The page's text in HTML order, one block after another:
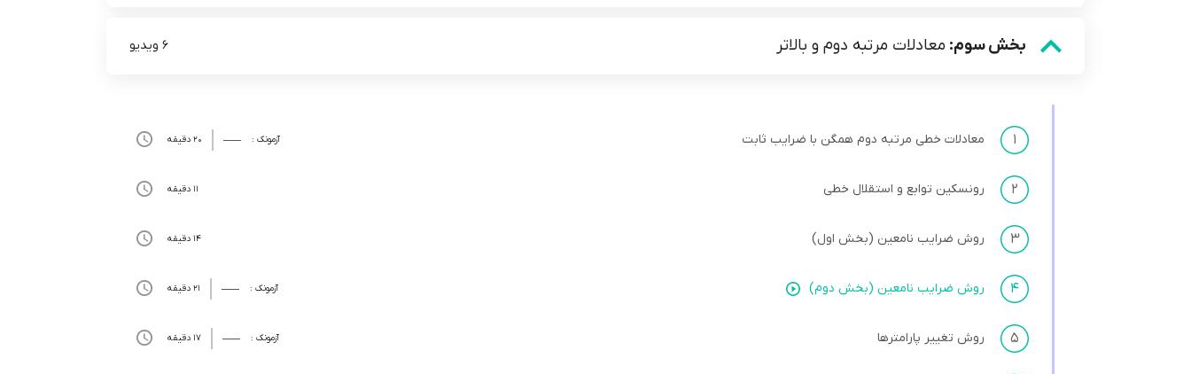
بخش سوم: معادلات مرتبه دوم و بالاتر 6 ویدیو
۱ معادلات خطی مرتبه دوم همگن با ضرایب ثابت آزمونک : 20 دقیقه
۲ رونسکین توابع و استقلال خطی 11 دقیقه
۳ روش ضرایب نامعین (بخش اول) 14 دقیقه
۴ روش ضرایب نامعین (بخش دوم) آزمونک : 21 دقیقه
۵ روش تغییر پارامترها آزمونک : 17 دقیقه